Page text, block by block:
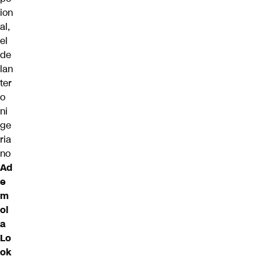
ion
al,
el
de
lan
ter
o
ni
ge
ria
no
Ad
e
m
ol
a
Lo
ok